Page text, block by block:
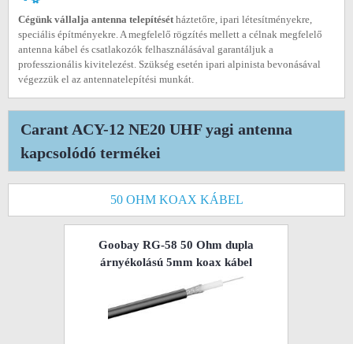
Cégünk vállalja antenna telepítésétháztetőre, ipari létesítményekre,
speciális építményekre. A megfelelő rögzítés mellett a célnak megfelelő
antenna kábel és csatlakozók felhasználásával garantáljuk a
professzionális kivitelezést. Szükség esetén ipari alpinista bevonásával
végezzük el az antennatelepítési munkát.
Carant ACY-12 NE20 UHF yagi antenna
kapcsolódó termékei
50 OHM KOAX KÁBEL
Goobay RG-58 50 Ohm dupla
árnyékolású 5mm koax kábel